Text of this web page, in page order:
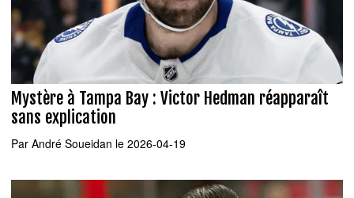
Mystère à Tampa Bay : Victor Hedman réapparaît
sans explication
Par André Soueidan le 2026-04-19